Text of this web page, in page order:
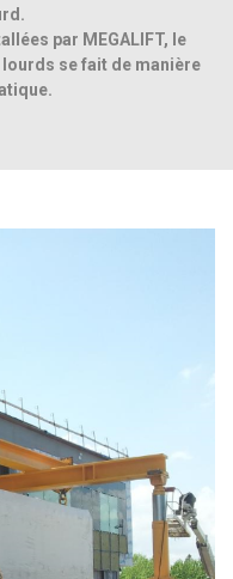
par MEGALIFT, le
se fait de manière